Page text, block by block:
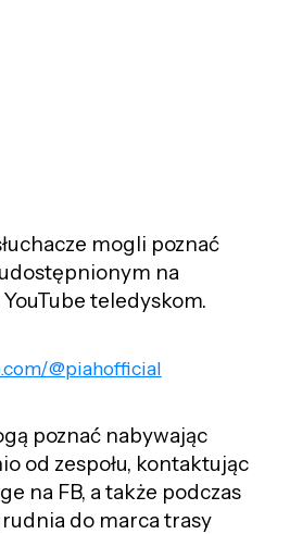
mogli poznać
na
teledyskom.
@piahofficial
poznać nabywając
od zespołu, kontaktując
na FB, a także podczas
do marca trasy